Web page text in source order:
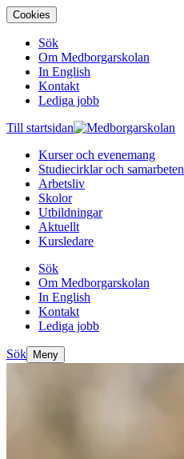
Cookies
Sök
Om Medborgarskolan
In English
Kontakt
Lediga jobb
Till startsidan
Kurser och evenemang
Studiecirklar och samarbeten
Arbetsliv
Skolor
Utbildningar
Aktuellt
Kursledare
Sök
Om Medborgarskolan
In English
Kontakt
Lediga jobb
Sök Meny